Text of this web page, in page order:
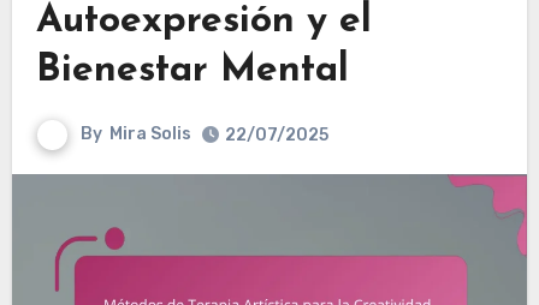
Autoexpresión y el
Bienestar Mental
By Mira Solis 22/07/2025